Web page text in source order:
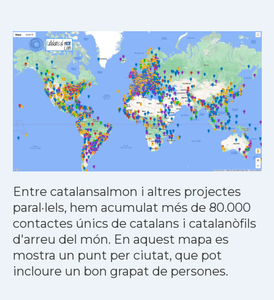
Entre catalansalmon i altres projectes
paral·lels, hem acumulat més de 80.000
contactes únics de catalans i catalanòfils
d'arreu del món. En aquest mapa es
mostra un punt per ciutat, que pot
incloure un bon grapat de persones.